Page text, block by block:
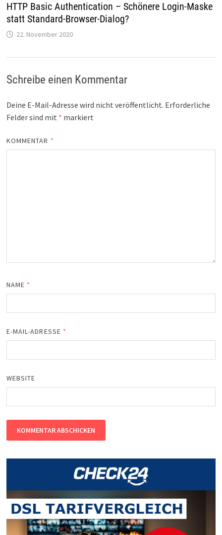
HTTP Basic Authentication – Schönere Login-Maske
statt Standard-Browser-Dialog?
22. November 2020
Schreibe einen Kommentar
Deine E-Mail-Adresse wird nicht veröffentlicht. Erforderliche
Felder sind mit * markiert
KOMMENTAR *
NAME *
E-MAIL-ADRESSE *
WEBSITE